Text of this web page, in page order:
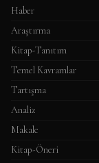
Haber
Araştırma
Kitap-Tanıtım
Temel Kavramlar
Tartışma
Analiz
Makale
Kitap-Öneri